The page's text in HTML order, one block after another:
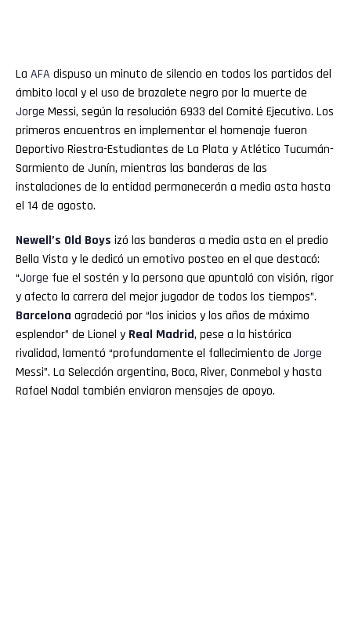
La AFA dispuso un minuto de silencio en todos los partidos del
ámbito local y el uso de brazalete negro por la muerte de
Jorge Messi, según la resolución 6933 del Comité Ejecutivo. Los
primeros encuentros en implementar el homenaje fueron
Deportivo Riestra-Estudiantes de La Plata y Atlético Tucumán-
Sarmiento de Junín, mientras las banderas de las
instalaciones de la entidad permanecerán a media asta hasta
el 14 de agosto.
Newell’s Old Boys izó las banderas a media asta en el predio
Bella Vista y le dedicó un emotivo posteo en el que destacó:
“Jorge fue el sostén y la persona que apuntaló con visión, rigor
y afecto la carrera del mejor jugador de todos los tiempos”.
Barcelona agradeció por “los inicios y los años de máximo
esplendor” de Lionel y Real Madrid, pese a la histórica
rivalidad, lamentó “profundamente el fallecimiento de Jorge
Messi”. La Selección argentina, Boca, River, Conmebol y hasta
Rafael Nadal también enviaron mensajes de apoyo.